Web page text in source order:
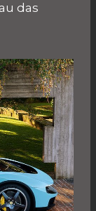
das